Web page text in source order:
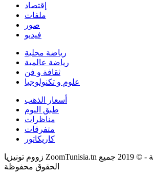
إقتصاد
ملفات
صور
فيديو
رياضة محلية
رياضة عالمية
ثقافة و فن
علوم و تكنولوجيا
أسعار الذهب
طبق اليوم
مناظرات
متفرقات
كاريكاتور
زووم تونيزيا ZoomTunisia.tn جريدة إلكترونية جامعة - © 2019 جميع
الحقوق محفوظة